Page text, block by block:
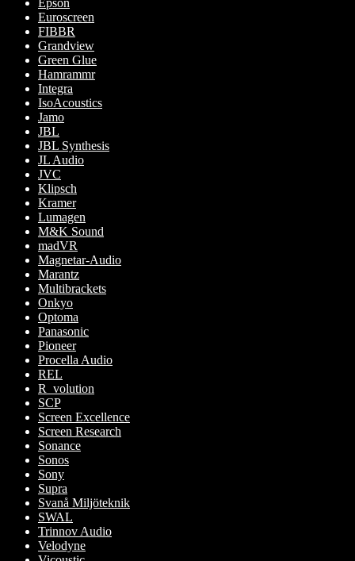
Epson
Euroscreen
FIBBR
Grandview
Green Glue
Hamrammr
Integra
IsoAcoustics
Jamo
JBL
JBL Synthesis
JL Audio
JVC
Klipsch
Kramer
Lumagen
M&K Sound
madVR
Magnetar-Audio
Marantz
Multibrackets
Onkyo
Optoma
Panasonic
Pioneer
Procella Audio
REL
R_volution
SCP
Screen Excellence
Screen Research
Sonance
Sonos
Sony
Supra
Svanå Miljöteknik
SWAL
Trinnov Audio
Velodyne